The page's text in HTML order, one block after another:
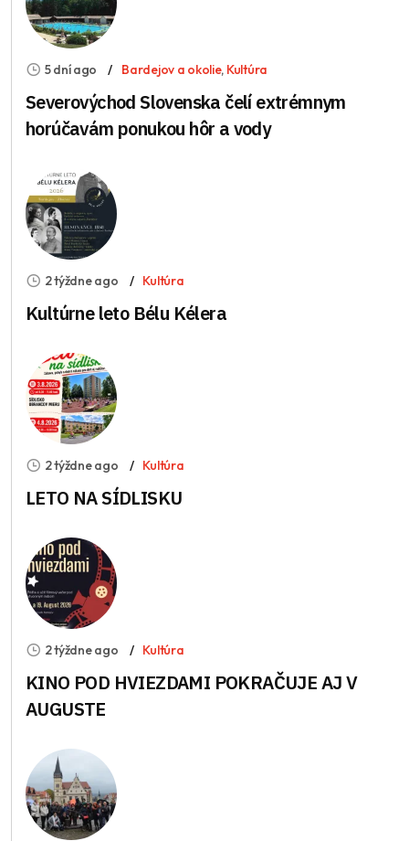
5 dní ago Bardejov a okolie, Kultúra
Severovýchod Slovenska čelí extrémnym
horúčavám ponukou hôr a vody
2 týždne ago Kultúra
Kultúrne leto Bélu Kélera
2 týždne ago Kultúra
LETO NA SÍDLISKU
2 týždne ago Kultúra
KINO POD HVIEZDAMI POKRAČUJE AJ V
AUGUSTE